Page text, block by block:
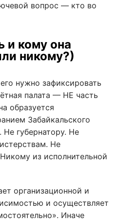
вопрос — кто во
и кому она
никому?)
нужно зафиксировать
палата — НЕ часть
образуется
Забайкальского
Не губернатору. Не
Не
из исполнительной
организационной и
и осуществляет
Иначе